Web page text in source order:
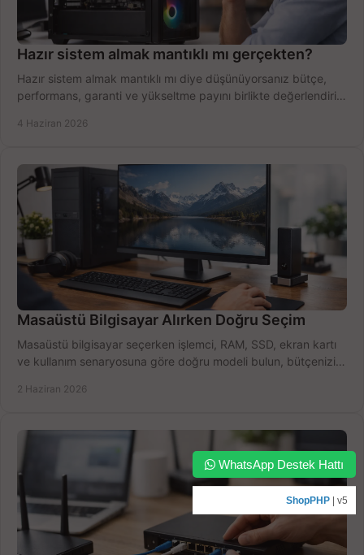
Hazır sistem almak mantıklı mı gerçekten?
Hazır sistem almak mantıklı mı diye düşünüyorsanız bütçe,
performans, garanti ve yükseltme payını birlikte değerlendirin,
4 Haziran 2026
Masaüstü Bilgisayar Alırken Doğru Seçim
Masaüstü bilgisayar seçerken işlemci, RAM, SSD, ekran kartı
ve kullanım senaryosuna göre doğru modeli bulun, bütçenizi
2 Haziran 2026
WhatsApp Destek Hattı
ShopPHP | v5